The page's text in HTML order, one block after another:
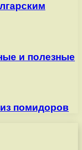
и полезные
помидоров